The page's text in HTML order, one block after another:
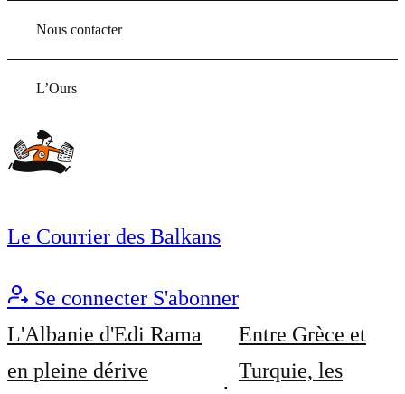
Nous contacter
L’Ours
Le Courrier des Balkans
Se connecter S'abonner
L'Albanie d'Edi Rama
en pleine dérive
Entre Grèce et
Turquie, les